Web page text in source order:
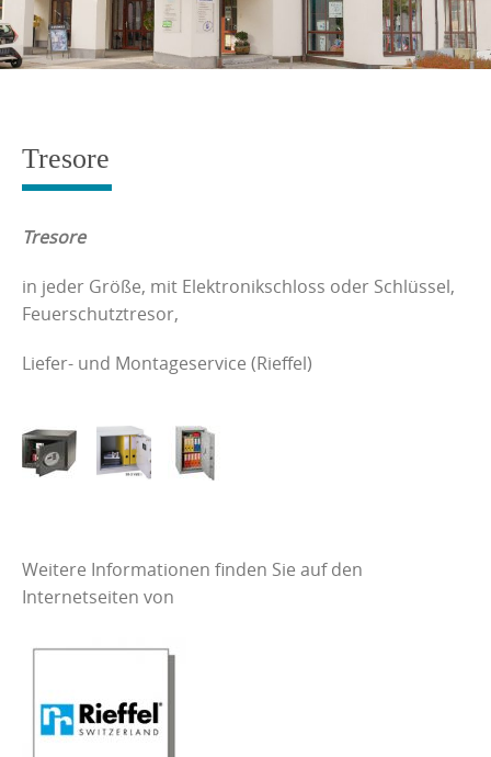
Tresore
Tresore
in jeder Größe, mit Elektronikschloss oder Schlüssel,
Feuerschutztresor,
Liefer- und Montageservice (Rieffel)
Weitere Informationen finden Sie auf den
Internetseiten von